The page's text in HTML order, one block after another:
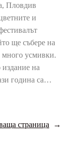
Пловдив
и
ще събере на
много усмивки.
на
година са…
страница →